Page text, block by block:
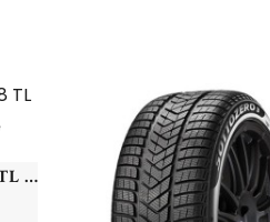
VREDESTEIN - 225/50 WR18 TL 99W VR QUATRAC PRO+ XL - 2255018 - CBB